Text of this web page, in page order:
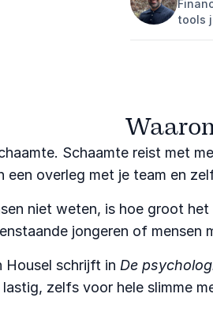
tools
Schaamte reist met
een overleg met je team en
niet weten, is hoe groot
jongeren of mensen
Housel schrijft in De
zelfs voor hele slimme